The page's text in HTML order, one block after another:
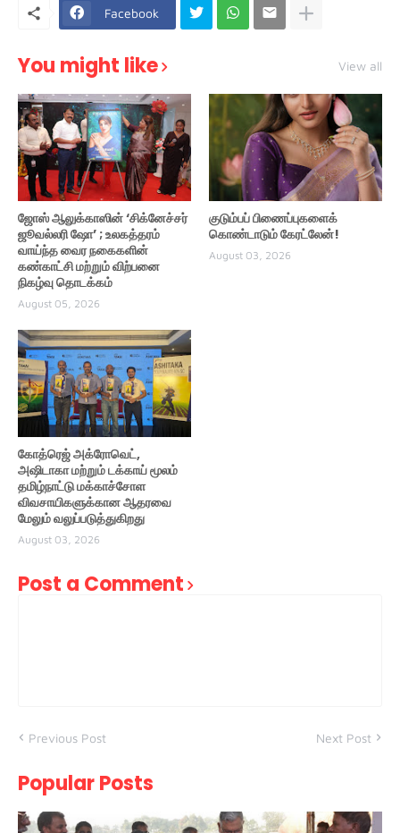
Facebook
You might like View all
ஜோஸ் ஆலுக்காஸின் ‘சிக்னேச்சர்
ஜூவல்லரி ஷோ’ ; உலகத்தரம்
வாய்ந்த வைர நகைகளின்
கண்காட்சி மற்றும் விற்பனை
நிகழ்வு தொடக்கம்
August 05, 2026
குடும்பப் பிணைப்புகளைக்
கொண்டாடும் கேரட்லேன்!
August 03, 2026
கோத்ரெஜ் அக்ரோவெட்,
அஷிடாகா மற்றும் டக்காய் மூலம்
தமிழ்நாட்டு மக்காச்சோள
விவசாயிகளுக்கான ஆதரவை
மேலும் வலுப்படுத்துகிறது
August 03, 2026
Post a Comment
Previous Post Next Post
Popular Posts